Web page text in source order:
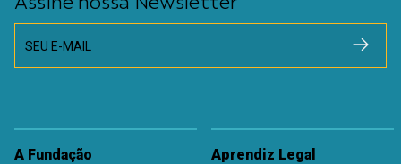
SEU E-MAIL
A Fundação Aprendiz Legal